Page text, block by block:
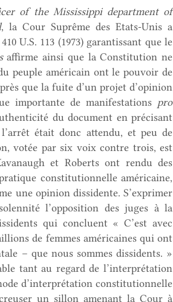
of the Mississippi department of
, la Cour Suprême des Etats-Unis a
410 U.S. 113 (1973) garantissant que le
affirme ainsi que la Constitution ne
peuple américain ont le pouvoir de
que la fuite d’un projet d’opinion
importante de manifestations pro
du document en précisant
était donc attendu, et peu de
votée par six voix contre trois, est
et Roberts ont rendu des
constitutionnelle américaine,
une opinion dissidente. S’exprimer
l’opposition des juges à la
qui concluent « C’est avec
de femmes américaines qui ont
– que nous sommes dissidents. »
tant au regard de l’interprétation
d’interprétation constitutionnelle
un sillon amenant la Cour à